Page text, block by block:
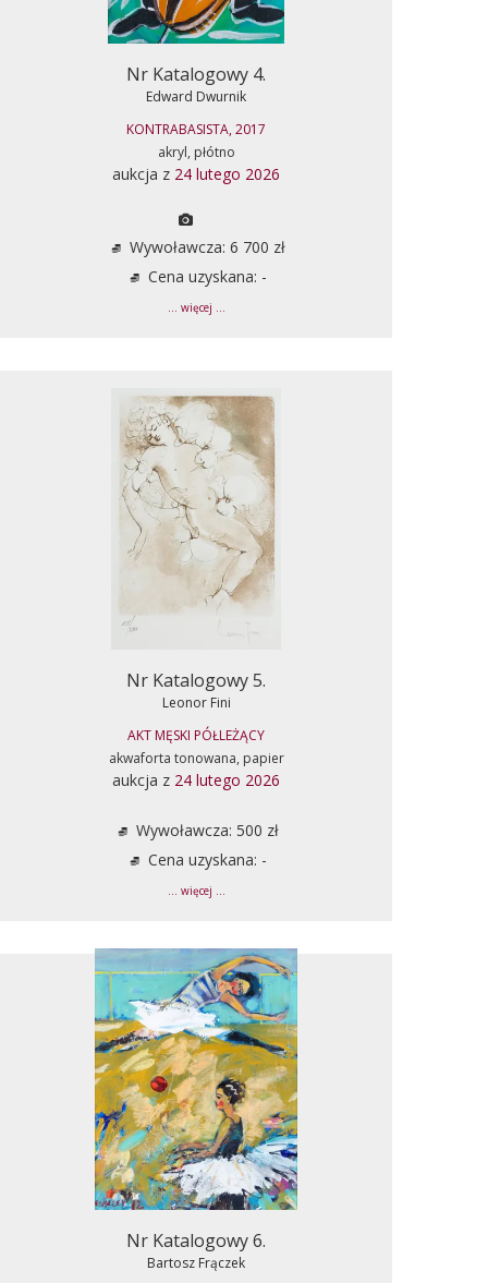
Nr Katalogowy 4.
Edward Dwurnik
KONTRABASISTA, 2017
akryl, płótno
aukcja z 24 lutego 2026
Wywoławcza: 6 700 zł
Cena uzyskana: -
... więcej ...
Nr Katalogowy 5.
Leonor Fini
AKT MĘSKI PÓŁLEŻĄCY
akwaforta tonowana, papier
aukcja z 24 lutego 2026
Wywoławcza: 500 zł
Cena uzyskana: -
... więcej ...
Nr Katalogowy 6.
Bartosz Frączek